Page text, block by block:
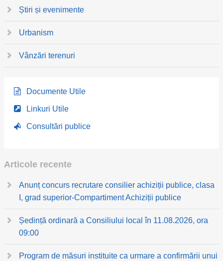
Știri și evenimente
Urbanism
Vânzări terenuri
Documente Utile
Linkuri Utile
Consultări publice
Articole recente
Anunț concurs recrutare consilier achiziții publice, clasa
I, grad superior-Compartiment Achiziții publice
Ședință ordinară a Consiliului local în 11.08.2026, ora
09:00
Program de măsuri instituite ca urmare a confirmării unui